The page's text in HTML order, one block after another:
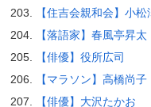
【住吉会親和会】小松
【落語家】春風亭昇太
【俳優】役所広司
【マラソン】高橋尚子
【俳優】大沢たかお